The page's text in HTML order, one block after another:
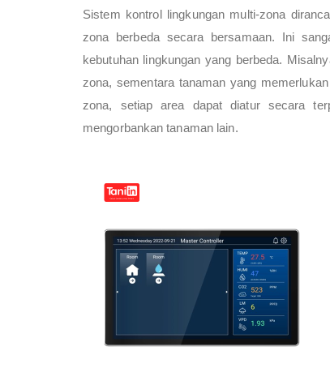
Sistem kontrol lingkungan multi-zona
zona berbeda secara bersamaan. Ini
kebutuhan lingkungan yang berbeda.
zona, sementara tanaman yang
zona, setiap area dapat diatur secara
mengorbankan tanaman lain.